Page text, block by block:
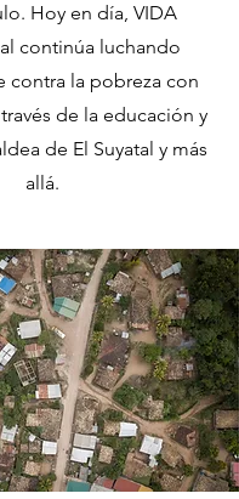
Hoy en día, VIDA
continúa luchando
contra la pobreza con
de la educación y
de El Suyatal y más
allá.